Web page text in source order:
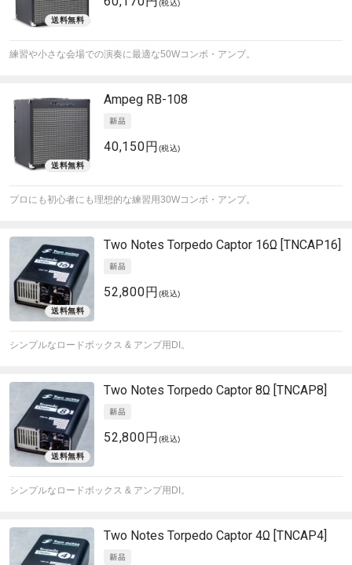
(税込)
練習や小さな会場での演奏に最適な50Wコンボ・アンプ。
Ampeg RB-108
40,150円 (税込)
プロにも初心者にも理想的な練習用30Wコンボ・アンプ。
Two Notes Torpedo Captor 16Ω [TNCAP16]
52,800円 (税込)
シンプルなロードボックス & アンプ用DI。
Two Notes Torpedo Captor 8Ω [TNCAP8]
52,800円 (税込)
シンプルなロードボックス & アンプ用DI。
Two Notes Torpedo Captor 4Ω [TNCAP4]